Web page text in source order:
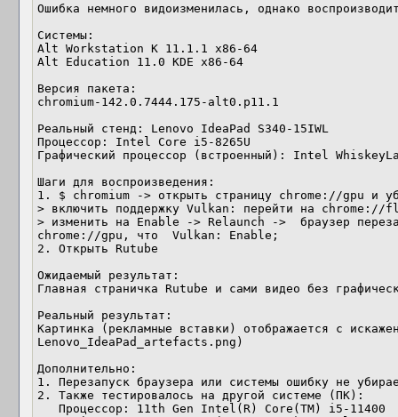
Ошибка немного видоизменилась, однако
Системы:
Alt Workstation K 11.1.1 x86-64
Alt Education 11.0 KDE x86-64
Версия пакета:
chromium-142.0.7444.175-alt0.p11.1
Реальный стенд: Lenovo IdeaPad S340-15IWL
Процессор: Intel Core i5-8265U
Графический процессор (встроенный): Intel
Шаги для воспроизведения:
1. $ chromium -> открыть страницу chrome://gpu и
> включить поддержку Vulkan: перейти на
> изменить на Enable -> Relaunch ->  браузер
chrome://gpu, что  Vulkan: Enable;
2. Открыть Rutube
Ожидаемый результат:
Главная страничка Rutube и сами видео без
Реальный результат:
Картинка (рекламные вставки) отображается с
Lenovo_IdeaPad_artefacts.png)
Дополнительно:
1. Перезапуск браузера или системы ошибку не
2. Также тестировалось на другой системе (ПК):